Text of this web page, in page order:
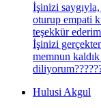
İşinizi
oturup empati
teşekkür
İşinizi
memnun kaldık
Hulusi Akgul